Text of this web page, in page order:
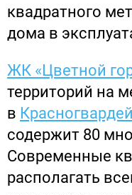
квадратного
дома в
ЖК «Цветной
территорий на
в
содержит 80
Современные
располагать